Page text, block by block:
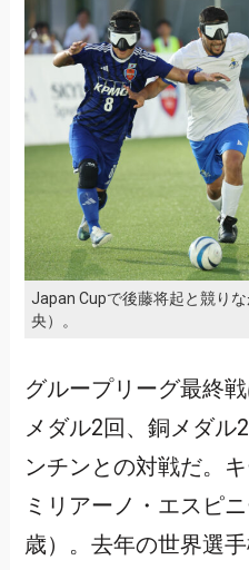
Japan Cupで後藤将起と競り
央）。
グループリーグ最終
メダル2回、銅メダル
ンチンとの対戦だ。
ミリアーノ・エスピ
歳）。去年の世界選